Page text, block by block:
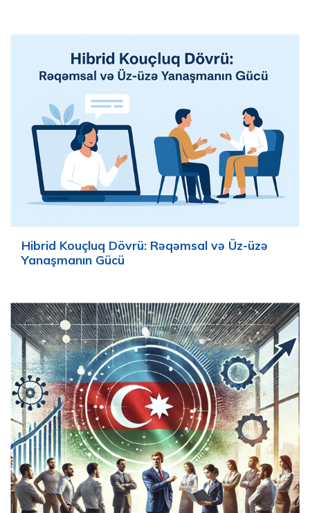
Hibrid Kouçluq Dövrü: Rəqəmsal və Üz-üzə
Yanaşmanın Gücü